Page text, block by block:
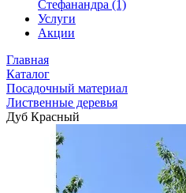
Стефанандра (1)
Услуги
Акции
Главная
Каталог
Посадочный материал
Лиственные деревья
Дуб Красный